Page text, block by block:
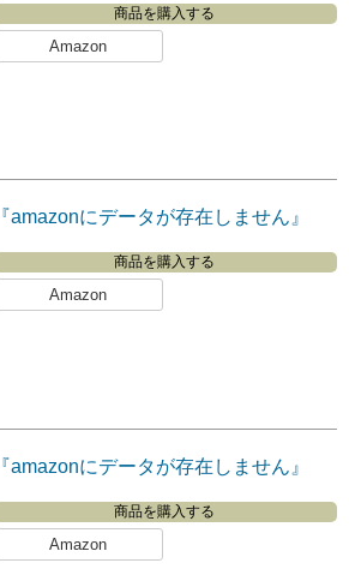
商品を購入する
Amazon
『amazonにデータが存在しません』
商品を購入する
Amazon
『amazonにデータが存在しません』
商品を購入する
Amazon